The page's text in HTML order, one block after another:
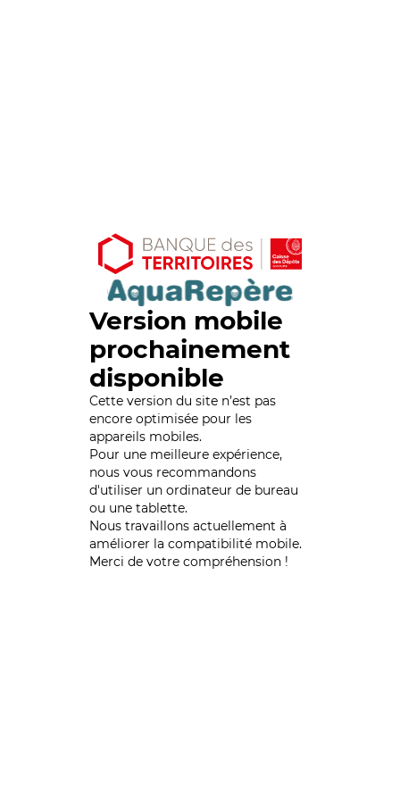
Version mobile
prochainement
disponible
Cette version du site n’est pas
encore optimisée pour les
appareils mobiles.
Pour une meilleure expérience,
nous vous recommandons
d'utiliser un ordinateur de bureau
ou une tablette.
Nous travaillons actuellement à
améliorer la compatibilité mobile.
Merci de votre compréhension !